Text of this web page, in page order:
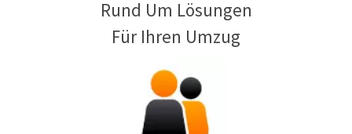
Rund Um Lösungen
Für Ihren Umzug